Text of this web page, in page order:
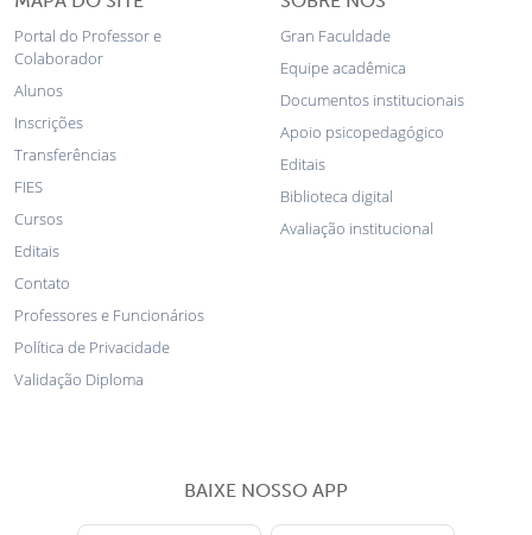
Portal do Professor e
Colaborador
Alunos
Inscrições
Transferências
FIES
Cursos
Editais
Contato
Professores e Funcionários
Política de Privacidade
Validação Diploma
Gran Faculdade
Equipe acadêmica
Documentos institucionais
Apoio psicopedagógico
Editais
Biblioteca digital
Avaliação institucional
BAIXE NOSSO APP